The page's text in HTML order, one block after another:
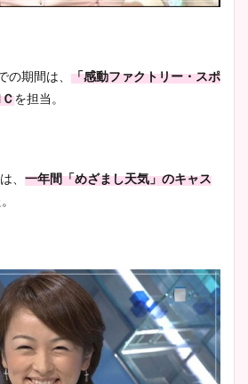
期間は、 「感動ファクトリー・スポ
を担当。
、 一年間「めざまし天気」のキャス